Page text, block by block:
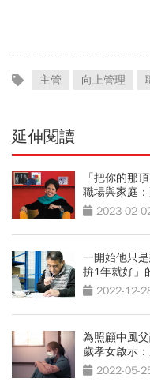
主管 向上管理
延伸閱讀
「把你的那
職場與家庭
2023-02-
一開始他只
拚1年就好」
2022-12-
為照顧中風
歲孝女啟示
2022-05-